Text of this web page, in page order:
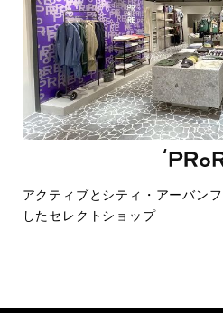
アクティブとシティ・アーバン
したセレクトショップ